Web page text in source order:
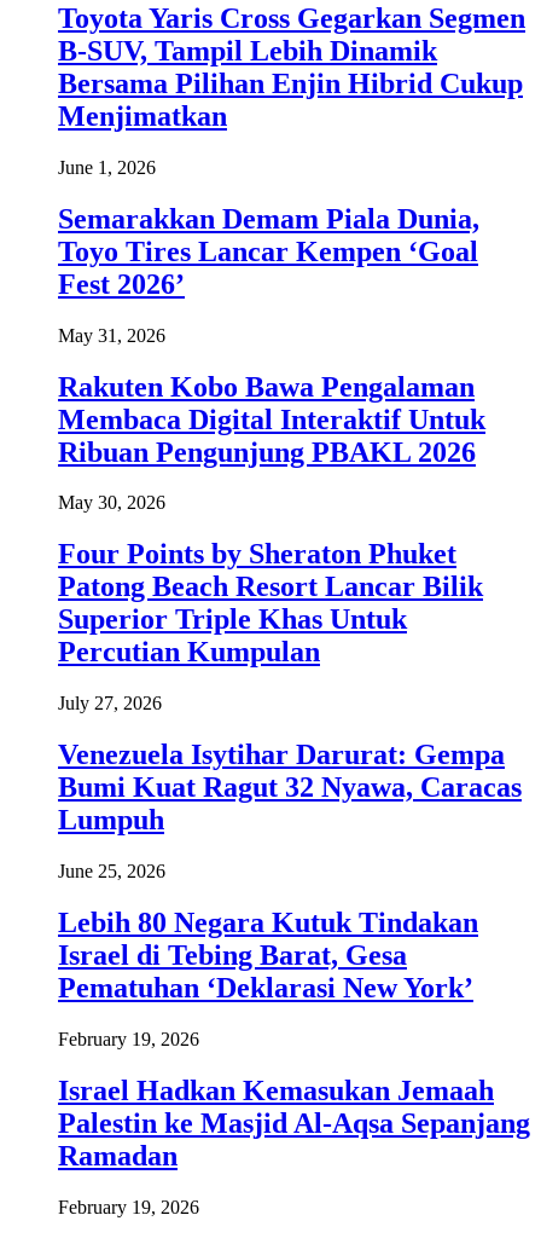
Toyota Yaris Cross Gegarkan Segmen
B-SUV, Tampil Lebih Dinamik
Bersama Pilihan Enjin Hibrid Cukup
Menjimatkan
June 1, 2026
Semarakkan Demam Piala Dunia,
Toyo Tires Lancar Kempen ‘Goal
Fest 2026’
May 31, 2026
Rakuten Kobo Bawa Pengalaman
Membaca Digital Interaktif Untuk
Ribuan Pengunjung PBAKL 2026
May 30, 2026
Four Points by Sheraton Phuket
Patong Beach Resort Lancar Bilik
Superior Triple Khas Untuk
Percutian Kumpulan
July 27, 2026
Venezuela Isytihar Darurat: Gempa
Bumi Kuat Ragut 32 Nyawa, Caracas
Lumpuh
June 25, 2026
Lebih 80 Negara Kutuk Tindakan
Israel di Tebing Barat, Gesa
Pematuhan ‘Deklarasi New York’
February 19, 2026
Israel Hadkan Kemasukan Jemaah
Palestin ke Masjid Al-Aqsa Sepanjang
Ramadan
February 19, 2026